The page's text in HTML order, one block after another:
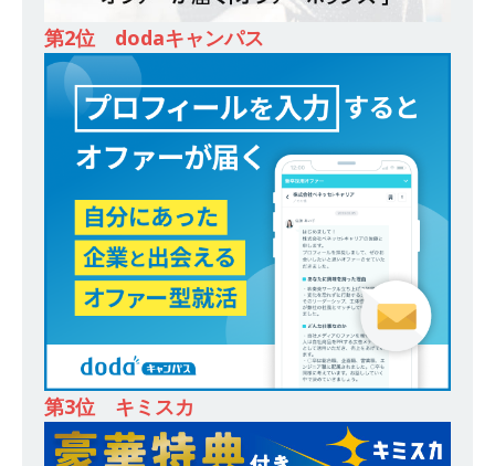
極採用企業
し 】 食品・生鮮業界に特化した人材紹介サービ
スを提供するベンチャー企業 ｜ 設立から毎年黒
字経営。売上は常に右肩上がり ｜ 未経験から営
業として成長・収入アップが目指せる環境 ｜ オ
イシル
体育会積極採用企業
[ 2026年5月13日 ]
【 28卒 ｜ トップ企業内定の
登竜門!! 満足度98％のインターン 】 東京勤務・
転勤なし ｜ 文系IT未経験でもOK ｜ 新卒の3年以
内昇進率91％ ｜ IT社会の今まさに求められてい
るベンチャー企業 ｜ 新卒2年目で1,000万円越え
第2位 dodaキャンパス
第3位 キミスカ